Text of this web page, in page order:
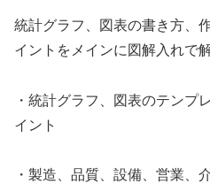
統計グラフ、図表の書き方、
イントをメインに図解入れで
・統計グラフ、図表のテン
イント
・製造、品質、設備、営業、